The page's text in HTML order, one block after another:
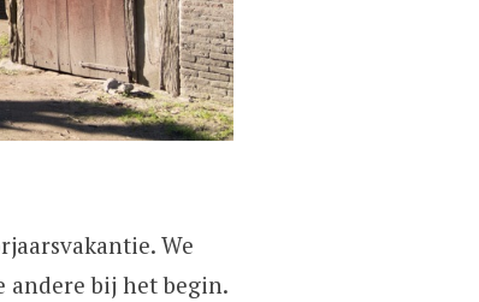
We
andere bij het begin.